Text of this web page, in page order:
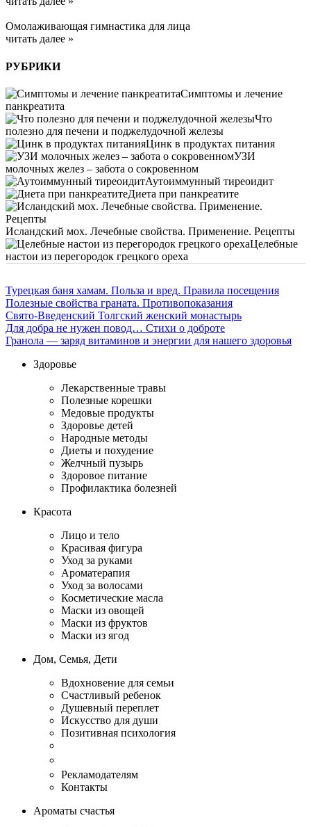
Омолаживающая гимнастика для лица
читать далее »
РУБРИКИ
Симптомы и лечение
панкреатита
Что
полезно для печени и поджелудочной железы
Цинк в продуктах питания
УЗИ
молочных желез – забота о сокровенном
Аутоиммунный тиреоидит
Диета при панкреатите
Исландский мох. Лечебные свойства. Применение. Рецепты
Целебные
настои из перегородок грецкого ореха
Турецкая баня хамам. Польза и вред. Правила посещения
Полезные свойства граната. Противопоказания
Свято-Введенский Толгский женский монастырь
Для добра не нужен повод… Стихи о доброте
Гранола — заряд витаминов и энергии для нашего здоровья
Здоровье
Лекарственные травы
Полезные корешки
Медовые продукты
Здоровье детей
Народные методы
Диеты и похудение
Желчный пузырь
Здоровое питание
Профилактика болезней
Красота
Лицо и тело
Красивая фигура
Уход за руками
Ароматерапия
Уход за волосами
Косметические масла
Маски из овощей
Маски из фруктов
Маски из ягод
Дом, Семья, Дети
Вдохновение для семьи
Счастливый ребенок
Душевный переплет
Искусство для души
Позитивная психология
Рекламодателям
Контакты
Ароматы счастья